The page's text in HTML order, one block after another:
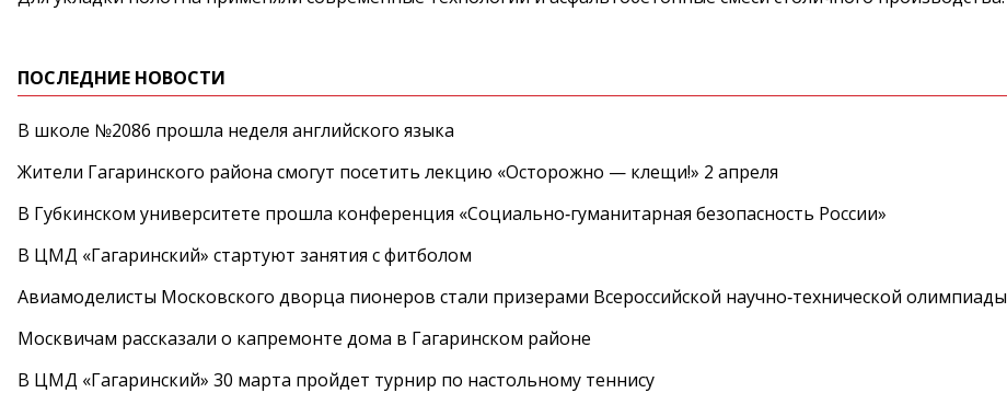
ПОСЛЕДНИЕ НОВОСТИ
В школе №2086 прошла неделя английского языка
Жители Гагаринского района смогут посетить лекцию «Осторожно — клещи!» 2 апреля
В Губкинском университете прошла конференция «Социально‑гуманитарная безопасность России»
В ЦМД «Гагаринский» стартуют занятия с фитболом
Авиамоделисты Московского дворца пионеров стали призерами Всероссийской научно‑технической олимпиады
Москвичам рассказали о капремонте дома в Гагаринском районе
В ЦМД «Гагаринский» 30 марта пройдет турнир по настольному теннису